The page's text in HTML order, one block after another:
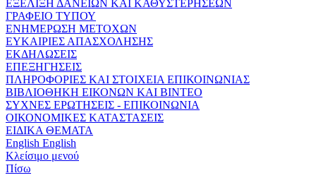
ΕΞΕΛΙΞΗ ΔΑΝΕΙΩΝ ΚΑΙ ΚΑΘΥΣΤΕΡΗΣΕΩΝ
ΓΡΑΦΕΙΟ ΤΥΠΟΥ
ΕΝΗΜΕΡΩΣΗ ΜΕΤΟΧΩΝ
ΕΥΚΑΙΡΙΕΣ ΑΠΑΣΧΟΛΗΣΗΣ
ΕΚΔΗΛΩΣΕΙΣ
ΕΠΕΞΗΓΗΣΕΙΣ
ΠΛΗΡΟΦΟΡΙΕΣ ΚΑΙ ΣΤΟΙΧΕΙΑ ΕΠΙΚΟΙΝΩΝΙΑΣ
ΒΙΒΛΙΟΘΗΚΗ ΕΙΚΟΝΩΝ ΚΑΙ ΒΙΝΤΕΟ
ΣΥΧΝΕΣ ΕΡΩΤΗΣΕΙΣ - ΕΠΙΚΟΙΝΩΝΙΑ
ΟΙΚΟΝΟΜΙΚΕΣ ΚΑΤΑΣΤΑΣΕΙΣ
ΕΙΔΙΚΑ ΘΕΜΑΤΑ
English English
Κλείσιμο μενού
Πίσω